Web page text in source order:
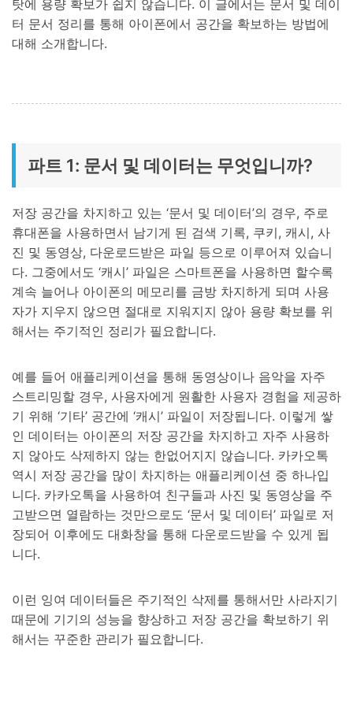
탓에 용량 확보가 쉽지 않습니다. 이 글에서는 문서 및 데이
터 문서 정리를 통해 아이폰에서 공간을 확보하는 방법에
대해 소개합니다.
파트 1: 문서 및 데이터는 무엇입니까?
저장 공간을 차지하고 있는 ‘문서 및 데이터’의 경우, 주로
휴대폰을 사용하면서 남기게 된 검색 기록, 쿠키, 캐시, 사
진 및 동영상, 다운로드받은 파일 등으로 이루어져 있습니
다. 그중에서도 ‘캐시’ 파일은 스마트폰을 사용하면 할수록
계속 늘어나 아이폰의 메모리를 금방 차지하게 되며 사용
자가 지우지 않으면 절대로 지워지지 않아 용량 확보를 위
해서는 주기적인 정리가 필요합니다.
예를 들어 애플리케이션을 통해 동영상이나 음악을 자주
스트리밍할 경우, 사용자에게 원활한 사용자 경험을 제공하
기 위해 ‘기타’ 공간에 ‘캐시’ 파일이 저장됩니다. 이렇게 쌓
인 데이터는 아이폰의 저장 공간을 차지하고 자주 사용하
지 않아도 삭제하지 않는 한없어지지 않습니다. 카카오톡
역시 저장 공간을 많이 차지하는 애플리케이션 중 하나입
니다. 카카오톡을 사용하여 친구들과 사진 및 동영상을 주
고받으면 열람하는 것만으로도 ‘문서 및 데이터’ 파일로 저
장되어 이후에도 대화창을 통해 다운로드받을 수 있게 됩
니다.
이런 잉여 데이터들은 주기적인 삭제를 통해서만 사라지기
때문에 기기의 성능을 향상하고 저장 공간을 확보하기 위
해서는 꾸준한 관리가 필요합니다.